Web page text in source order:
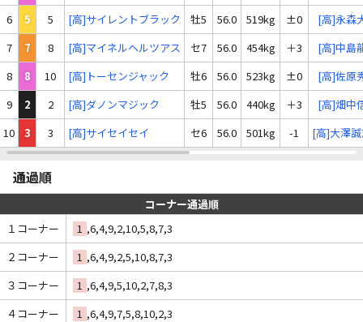
6
5 5 [高]サイレントブラック 牡5 56.0 519kg ±0
[高]永森
7
7 8 [高]マイネルヘルツアス セ7 56.0 454kg ＋3
[高]中島
8
8 10 [高]トーセンジャック 牡6 56.0 523kg ±0
[高]佐原
9
2 2 [高]ダノンマジック 牡5 56.0 440kg ＋3
[高]畑中
10
3 3 [高]サイセイセイ セ6 56.0 501kg -1 [高]大澤
通過順
コーナー通過順
１コーナー
1 ,6,4,9,2,10,5,8,7,3
２コーナー
1 ,6,4,9,2,5,10,8,7,3
３コーナー
1 ,6,4,9,5,10,2,7,8,3
４コーナー
1 ,6,4,9,7,5,8,10,2,3